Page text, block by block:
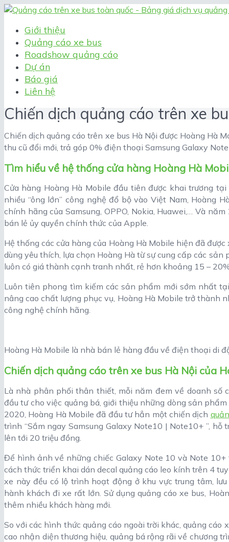
Giới thiệu
Quảng cáo xe bus
Roadshow quảng cáo
Dự án
Báo giá
Liên hệ
Chiến dịch quảng cáo trên xe
Chiến dịch quảng cáo trên xe bus Hà Nội được Hoàng Hà
thu cũ đổi mới, trả góp 0% điện thoại Samsung Galaxy
Tìm hiểu về hệ thống cửa hàng Hoàng Hà
Cửa hàng Hoàng Hà Mobile đầu tiên được khai trương
nhiều “ông lớn” công nghệ đổ bộ vào Việt Nam, Hoàng
chính hãng của Samsung, OPPO, Nokia, Huawei,… Và
bán lẻ ủy quyền chính thức của Apple.
Hệ thống các cửa hàng của Hoàng Hà Mobile hiện đã
dùng yêu thích, lựa chọn Hoàng Hà từ sự cung cấp các
luôn có giá thành cạnh tranh nhất, rẻ hơn khoảng 15 –
Luôn tiên phong tìm kiếm các sản phẩm mới sớm nhất
nâng cao chất lượng phục vụ, Hoàng Hà Mobile trở thành
công nghệ chính hãng.
Hoàng Hà Mobile là nhà bán lẻ hàng đầu về điện thoại di
Chiến dịch quảng cáo trên xe bus Hà Nội của
Là nhà phân phối thân thiết, mỗi năm đem về doanh số
đầu tư cho việc quảng bá, giới thiệu những dòng sản
2020, Hoàng Hà Mobile đã đầu tư hẳn một chiến dịch
trình “Sắm ngay Samsung Galaxy Note10 | Note10+ ”,
lên tới 20 triệu đồng.
Để hình ảnh về những chiếc Galaxy Note 10 và Note
cách thức triển khai dán decal quảng cáo leo kính trên 4
xe này đều có lộ trình hoạt động ở khu vực trung tâm,
hành khách đi xe rất lớn. Sử dụng quảng cáo xe bus,
thêm nhiều khách hàng mới.
So với các hình thức quảng cáo ngoài trời khác, quảng cáo
cao nhận diện thương hiệu, quảng bá rộng rãi về chương